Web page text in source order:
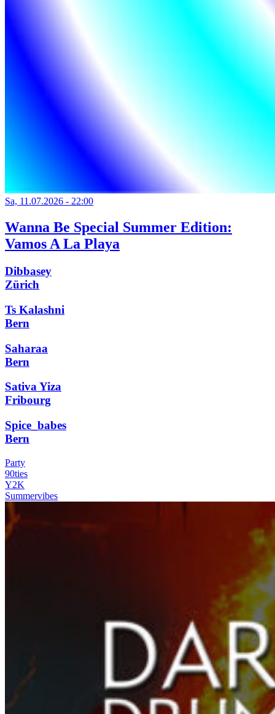
Sa, 11.07.2026 - 22:00
Wanna Be Special Summer Edition:
Vamos A La Playa
Dibbasey
Zürich
Ts Kalashni
Bern
Saharaa
Bern
Sativa Yiza
Fribourg
Spice_babes
Bern
Party
90ties
Y2K
Summervibes